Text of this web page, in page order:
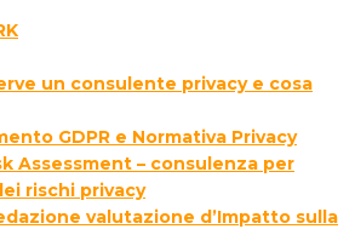
un consulente privacy e cosa
GDPR e Normativa Privacy
Assessment – consulenza per
rischi privacy
valutazione d’Impatto sulla